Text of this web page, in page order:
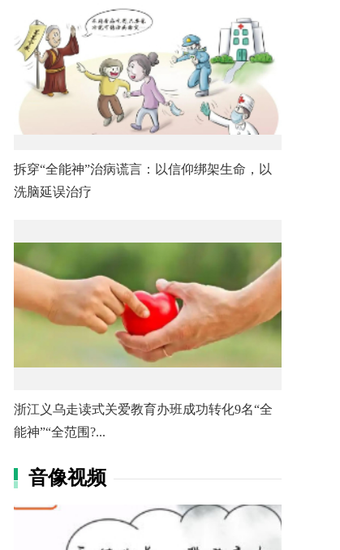
拆穿“全能神”治病谎言：以信仰绑架生命，以
洗脑延误治疗
浙江义乌走读式关爱教育办班成功转化9名“全
能神”“全范围?...
音像视频